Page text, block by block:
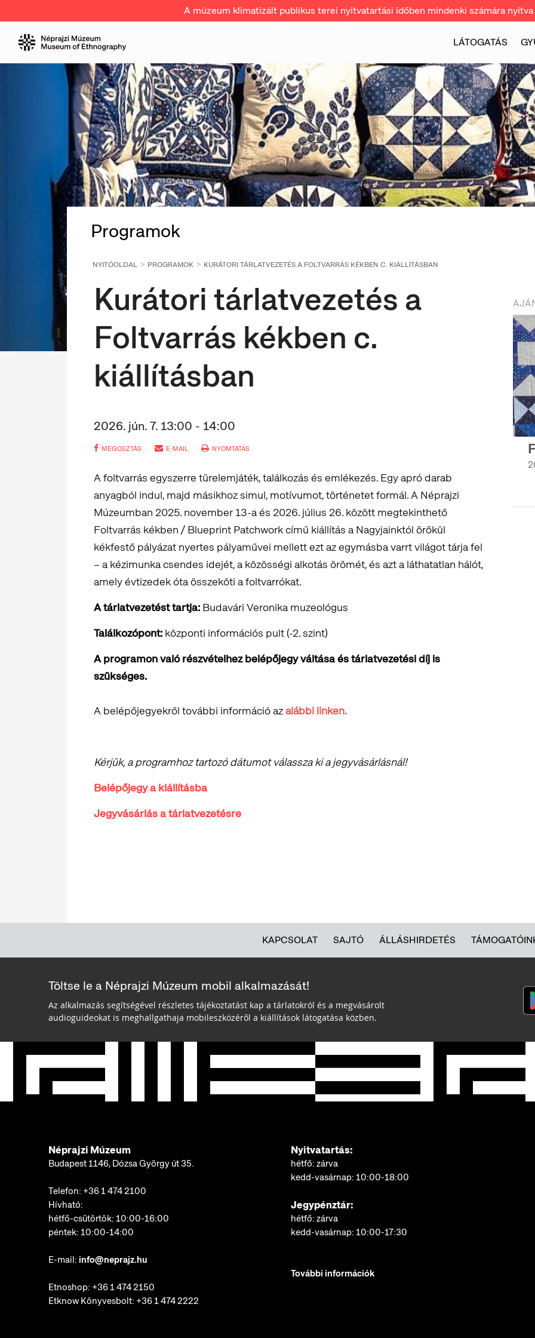
A múzeum klimatizált publikus terei nyitvatartási időben mindenki számára nyitva
LÁTOGATÁS
Programok
NYITÓOLDAL PROGRAMOK KURÁTORI TÁRLATVEZETÉS A FOLTVARRÁS KÉKBEN C. KIÁLLÍTÁSBAN
Kurátori tárlatvezetés a
Foltvarrás kékben c.
kiállításban
2026. jún. 7. 13:00 - 14:00
MEGOSZTÁS E-MAIL NYOMTATÁS
A foltvarrás egyszerre türelemjáték, találkozás és emlékezés. Egy apró darab
anyagból indul, majd másikhoz simul, motívumot, történetet formál. A Néprajzi
Múzeumban 2025. november 13-a és 2026. július 26. között megtekinthető
Foltvarrás kékben / Blueprint Patchwork című kiállítás a Nagyjainktól örökül
kékfestő pályázat nyertes pályaművei mellett ezt az egymásba varrt világot tárja fel
– a kézimunka csendes idejét, a közösségi alkotás örömét, és azt a láthatatlan hálót,
amely évtizedek óta összeköti a foltvarrókat.
A tárlatvezetést tartja: Budavári Veronika muzeológus
Találkozópont: központi információs pult (-2. szint)
A programon való részvételhez belépőjegy váltása és tárlatvezetési díj is
szükséges.
A belépőjegyekről további információ azalábbi linken.
Kérjük, a programhoz tartozó dátumot válassza ki a jegyvásárlásnál!
Belépőjegy a kiállításba
Jegyvásárlás a tárlatvezetésre
KAPCSOLAT SAJTÓ ÁLLÁSHIRDETÉS
Töltse le a Néprajzi Múzeum mobil alkalmazását!
Az alkalmazás segítségével részletes tájékoztatást kap a tárlatokról és a megvásárolt
audioguideokat is meghallgathaja mobileszközéről a kiállítások látogatása közben.
Néprajzi Múzeum
Budapest 1146, Dózsa György út 35.
Telefon: +36 1 474 2100
Hívható:
hétfő-csütörtök: 10:00-16:00
péntek: 10:00-14:00
E-mail: info@neprajz.hu
Etnoshop: +36 1 474 2150
Etknow Könyvesbolt: +36 1 474 2222
Nyitvatartás:
hétfő: zárva
kedd-vasárnap: 10:00-18:00
Jegypénztár:
hétfő: zárva
kedd-vasárnap: 10:00-17:30
További információk